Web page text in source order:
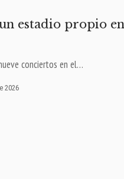
estadio propio
conciertos en el…
2026